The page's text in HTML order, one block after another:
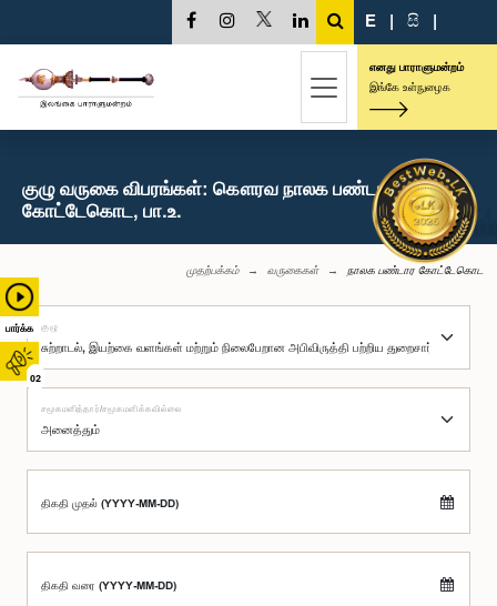
பார்க்க
02
E | සි |
எனது பாராளுமன்றம்
இங்கே உள்நுழைக
குழு வருகை விபரங்கள்: கௌரவ நாலக பண்டார
கோட்டேகொட, பா.உ.
முதற்பக்கம் வருகைகள் நாலக பண்டார கோட்டேகொட
குழு
சமூகமளித்தார்/சமூகமளிக்கவில்லை
திகதி முதல் (YYYY-MM-DD)
திகதி வரை (YYYY-MM-DD)